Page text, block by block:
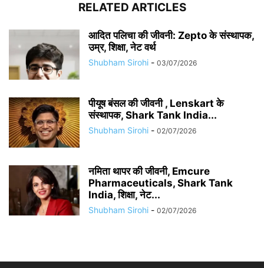
RELATED ARTICLES
आदित पलिचा की जीवनी: Zepto के संस्थापक,
उम्र, शिक्षा, नेट वर्थ
Shubham Sirohi - 03/07/2026
पीयूष बंसल की जीवनी , Lenskart के
संस्थापक, Shark Tank India...
Shubham Sirohi - 02/07/2026
नमिता थापर की जीवनी, Emcure
Pharmaceuticals, Shark Tank
India, शिक्षा, नेट...
Shubham Sirohi - 02/07/2026